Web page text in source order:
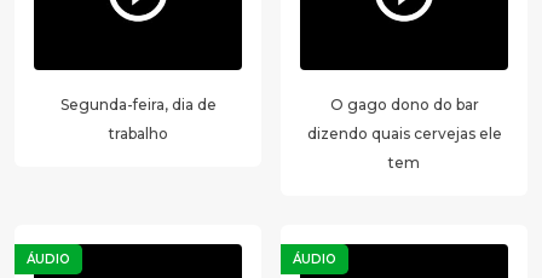
Segunda-feira, dia de
trabalho
O gago dono do bar
dizendo quais cervejas ele
tem
ÁUDIO ÁUDIO